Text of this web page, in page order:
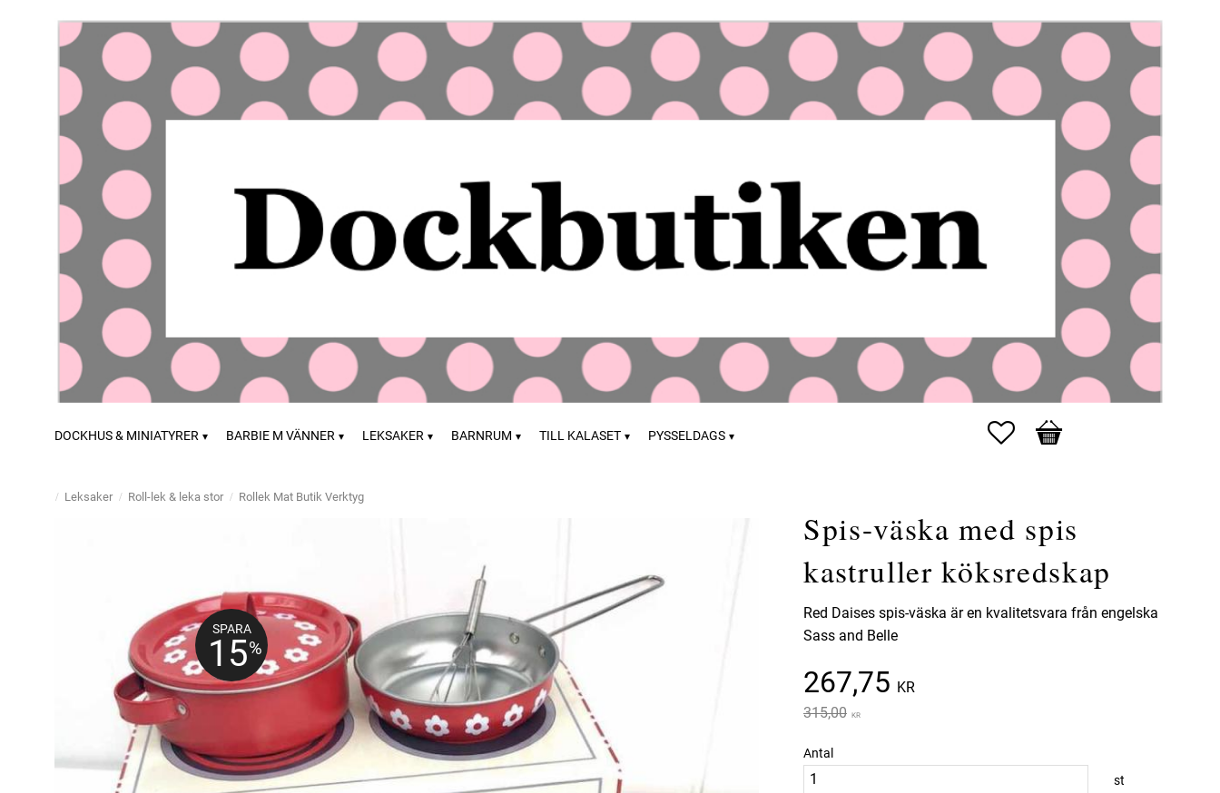
DOCKHUS & MINIATYRER BARBIE M VÄNNER LEKSAKER BARNRUM TILL KALASET PYSSELDAGS Favoriter
Kundvagn
Leksaker Roll-lek & leka stor Rollek Mat Butik Verktyg
Spis-väska med spis
kastruller köksredskap
Red Daises spis-väska är en kvalitetsvara från engelska
Sass and Belle
SPARA
15%
Nedsatt pris:
267,75 KR
Ordinarie pris:
315,00 KR
Antal
st